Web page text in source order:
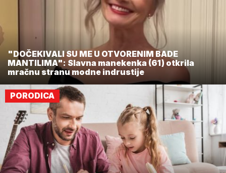
"DOČEKIVALI SU ME U OTVORENIM BADE
MANTILIMA": Slavna manekenka (61) otkrila
mračnu stranu modne indrustije
PORODICA